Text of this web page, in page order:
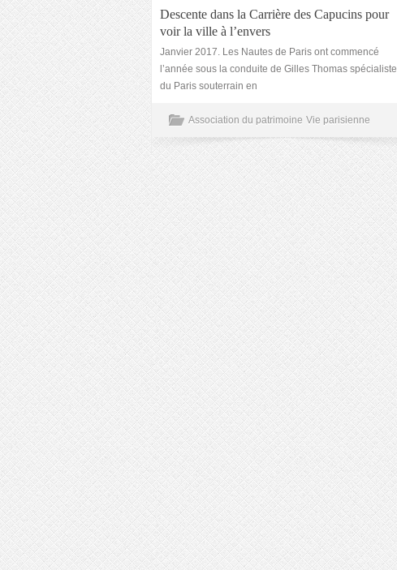
Descente dans la Carrière des Capucins pour
voir la ville à l’envers
Janvier 2017. Les Nautes de Paris ont commencé
l’année sous la conduite de Gilles Thomas spécialiste
du Paris souterrain en
Association du patrimoine Vie parisienne